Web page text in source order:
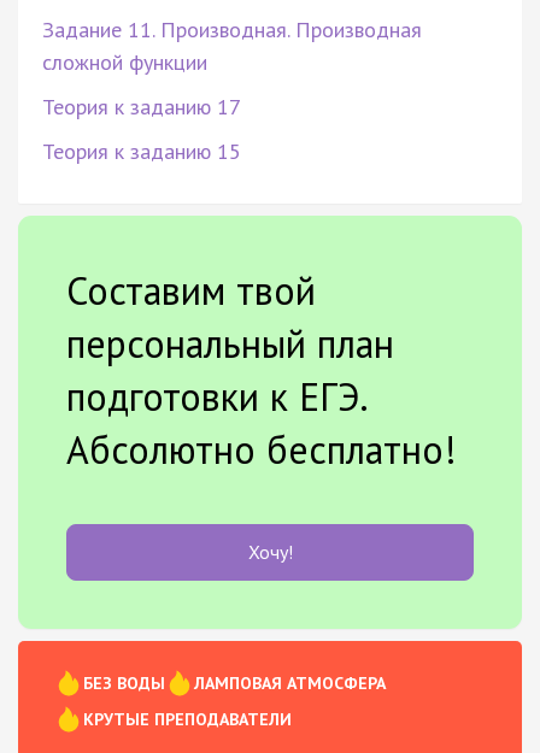
Задание 11. Производная. Производная
сложной функции
Теория к заданию 17
Теория к заданию 15
Составим твой
персональный план
подготовки к ЕГЭ.
Абсолютно бесплатно!
Хочу!
БЕЗ ВОДЫ
ЛАМПОВАЯ АТМОСФЕРА
КРУТЫЕ ПРЕПОДАВАТЕЛИ